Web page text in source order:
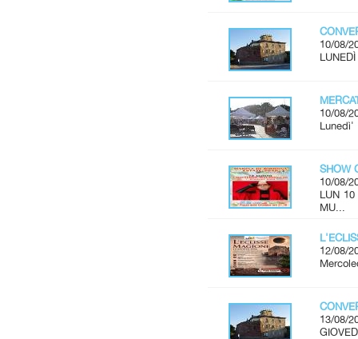
10/08/
10/08/
Lunedì'
SHOW
10/08/
LUN 10
MU...
12/08/
13/08/